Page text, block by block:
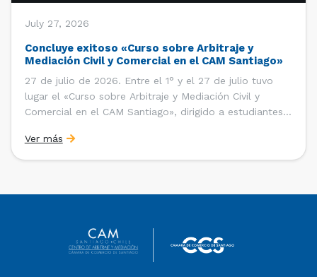
July 27, 2026
Concluye exitoso «Curso sobre Arbitraje y
Mediación Civil y Comercial en el CAM Santiago»
27 de julio de 2026. Entre el 1° y el 27 de julio tuvo
lugar el «Curso sobre Arbitraje y Mediación Civil y
Comercial en el CAM Santiago», dirigido a estudiantes,
entre 2023 y 2025 ganaron el «Pre-Moot del CAM
Santiago», […]
Ver más